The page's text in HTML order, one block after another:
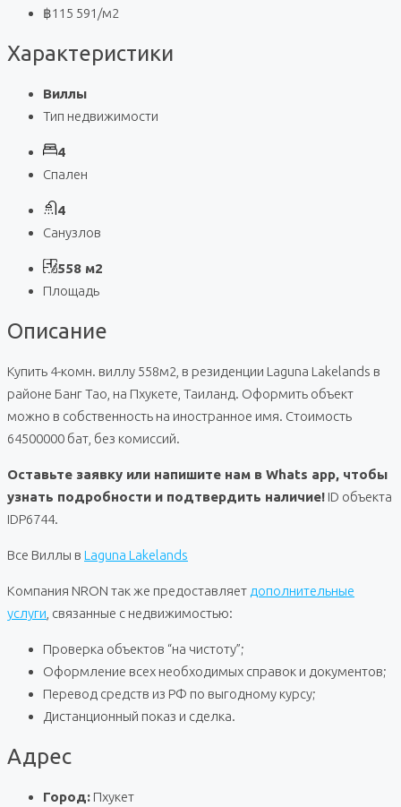
฿115 591 /м2
Характеристики
Виллы
Тип недвижимости
4
Спален
4
Санузлов
558 м2
Площадь
Описание
Купить 4-комн. виллу 558м2, в резиденции Laguna Lakelands в
районе Банг Тао, на Пхукете, Таиланд. Оформить объект
можно в собственность на иностранное имя. Стоимость
64500000 бат, без комиссий.
Оставьте заявку или напишите нам в Whats app, чтобы
узнать подробности и подтвердить наличие! ID объекта
IDP6744.
Все Виллы в Laguna Lakelands
Компания NRON так же предоставляет дополнительные
услуги , связанные с недвижимостью:
Проверка объектов “на чистоту”;
Оформление всех необходимых справок и документов;
Перевод средств из РФ по выгодному курсу;
Дистанционный показ и сделка.
Адрес
Город: Пхукет